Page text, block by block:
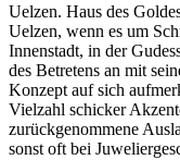
Uelzen. Haus des
Uelzen, wenn es um
Innenstadt, in der
des Betretens an mit
Konzept auf sich
Vielzahl schicker
zurückgenommene
sonst oft bei